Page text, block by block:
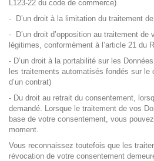
L123-22 du code de commerce)
- D’un droit à la limitation du traitement
- D’un droit d’opposition au traitement de
légitimes, conformément à l’article 21 du
- D’un droit à la portabilité sur les
les traitements automatisés fondés sur le
d’un contrat)
- Du droit au retrait du consentement,
demandé. Lorsque le traitement de vos
base de votre consentement, vous
moment.
Vous reconnaissez toutefois que les
révocation de votre consentement